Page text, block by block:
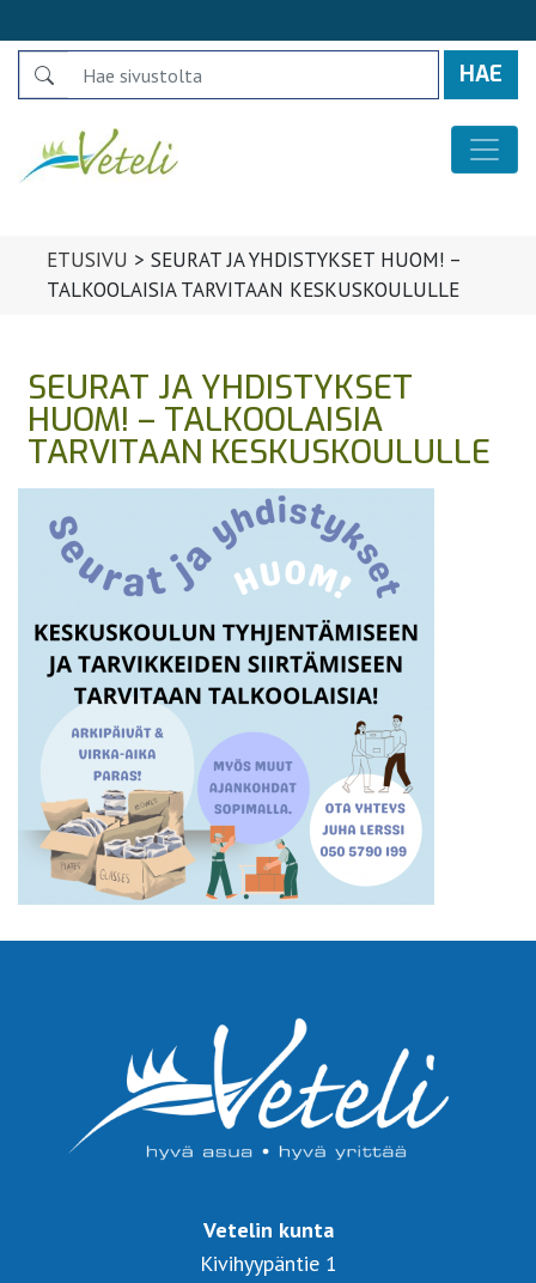
Search
ETUSIVU > SEURAT JA YHDISTYKSET HUOM! –
TALKOOLAISIA TARVITAAN KESKUSKOULULLE
SEURAT JA YHDISTYKSET
HUOM! – TALKOOLAISIA
TARVITAAN KESKUSKOULULLE
Vetelin kunta
Kivihyypäntie 1